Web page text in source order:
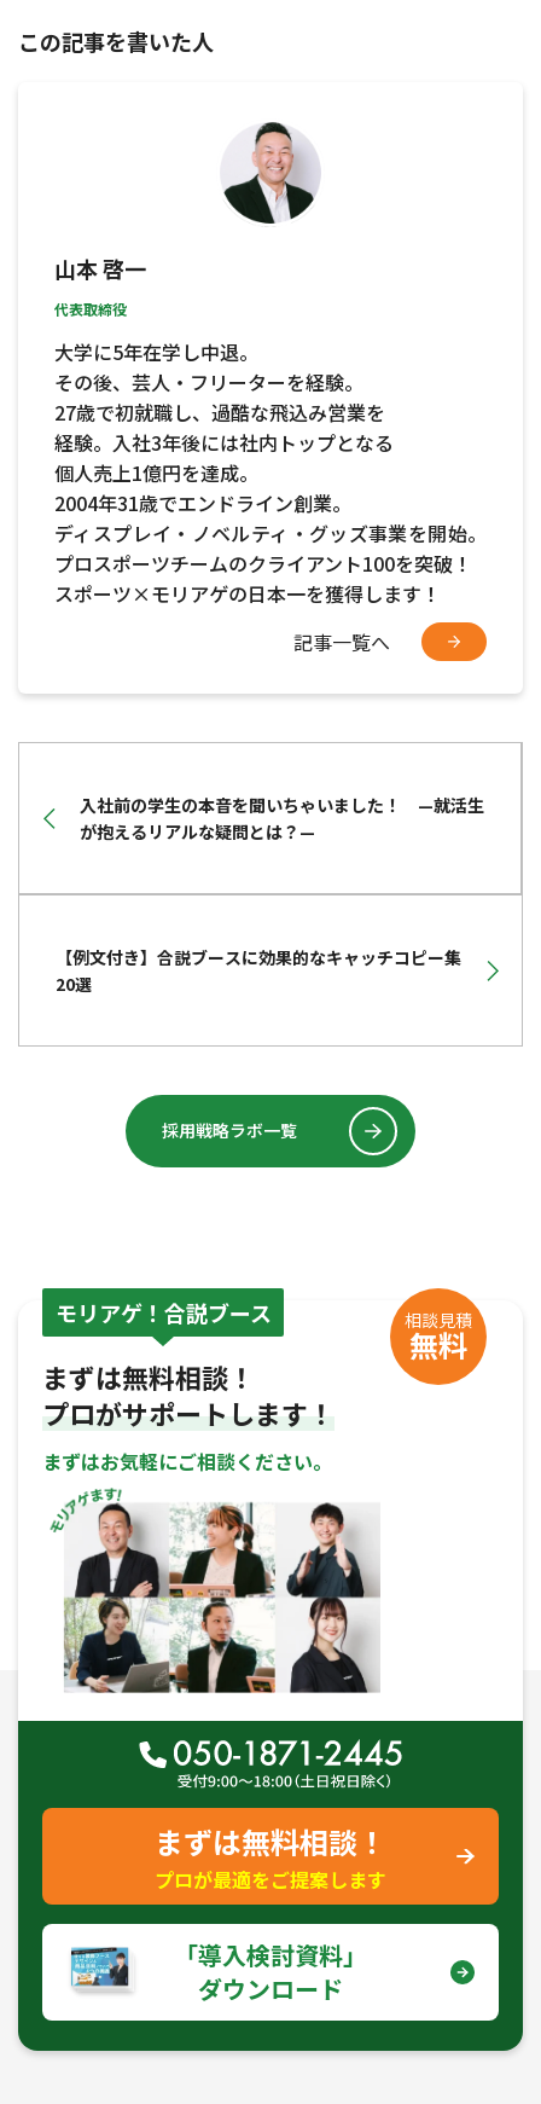
この記事を書いた人
山本 啓一
代表取締役
大学に5年在学し中退。
その後、芸人・フリーターを経験。
27歳で初就職し、過酷な飛込み営業を
経験。入社3年後には社内トップとなる
個人売上1億円を達成。
2004年31歳でエンドライン創業。
ディスプレイ・ノベルティ・グッズ事業を開始。
プロスポーツチームのクライアント100を突破！
スポーツ×モリアゲの日本一を獲得します！
記事一覧へ
入社前の学生の本音を聞いちゃいました！ —就活生
が抱えるリアルな疑問とは？—
【例文付き】合説ブースに効果的なキャッチコピー集
20選
採用戦略ラボ一覧
モリアゲ！合説ブース 相談見積
無料
まずは無料相談！
プロがサポートします！
まずはお気軽にご相談ください。
まずは無料相談！
プロが最適をご提案します
｢導入検討資料｣
ダウンロード